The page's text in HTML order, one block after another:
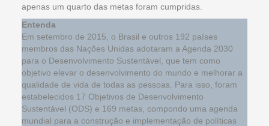
apenas um quarto das metas foram cumpridas.
Entenda
Em setembro de 2015, o Brasil e outros 192 países
membros das Nações Unidas adotaram a Agenda 2030
para o Desenvolvimento Sustentável, que tem como
objetivo elevar o desenvolvimento do mundo e melhorar a
qualidade de vida de todas as pessoas. Para isso, foram
estabelecidos 17 Objetivos de Desenvolvimento
Sustentável (ODS) e 169 metas, compondo uma agenda
mundial para a construção e implementação de políticas